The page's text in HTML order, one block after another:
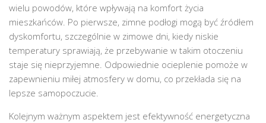
wielu powodów, które wpływają na komfort życia
mieszkańców. Po pierwsze, zimne podłogi mogą być źródłem
dyskomfortu, szczególnie w zimowe dni, kiedy niskie
temperatury sprawiają, że przebywanie w takim otoczeniu
staje się nieprzyjemne. Odpowiednie ocieplenie pomoże w
zapewnieniu miłej atmosfery w domu, co przekłada się na
lepsze samopoczucie.
Kolejnym ważnym aspektem jest efektywność energetyczna